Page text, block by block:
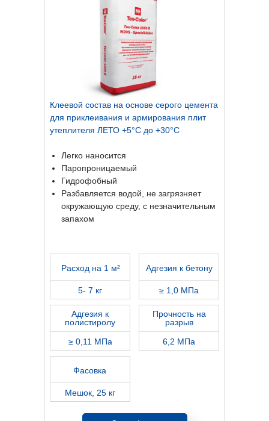
Клеевой состав на основе серого цемента
для приклеивания и армирования плит
утеплителя ЛЕТО +5°С до +30°С
Легко наносится
Паропроницаемый
Гидрофобный
Разбавляется водой, не загрязняет
окружающую среду, с незначительным
запахом
Расход на 1 м²
5- 7 кг
Фасовка
Мешок, 25 кг
Адгезия к бетону
≥ 1,0 МПа
Адгезия к
полистиролу
≥ 0,11 МПа
Прочность на
разрыв
6,2 МПа